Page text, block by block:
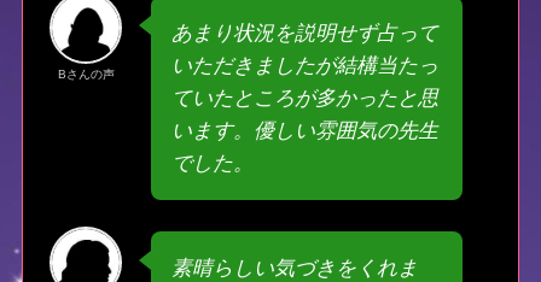
Bさんの声
あまり状況を説明せず占って
いただきましたが結構当たっ
ていたところが多かったと思
います。優しい雰囲気の先生
でした。
素晴らしい気づきをくれま